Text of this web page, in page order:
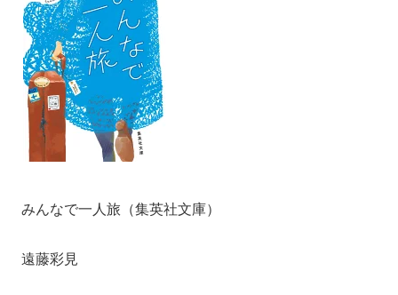
みんなで一人旅（集英社文庫）
遠藤彩見